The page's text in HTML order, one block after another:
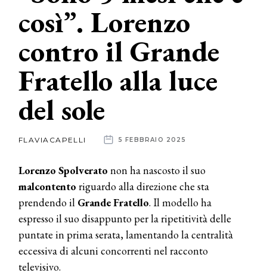
News
News
dalle
aziende
così”. Lorenzo
contro il Grande
Fratello alla luce
del sole
FLAVIACAPELLI 5 FEBBRAIO 2025
Lorenzo Spolverato non ha nascosto il suo
malcontento riguardo alla direzione che sta
prendendo il Grande Fratello. Il modello ha
espresso il suo disappunto per la ripetitività delle
puntate in prima serata, lamentando la centralità
eccessiva di alcuni concorrenti nel racconto
televisivo.